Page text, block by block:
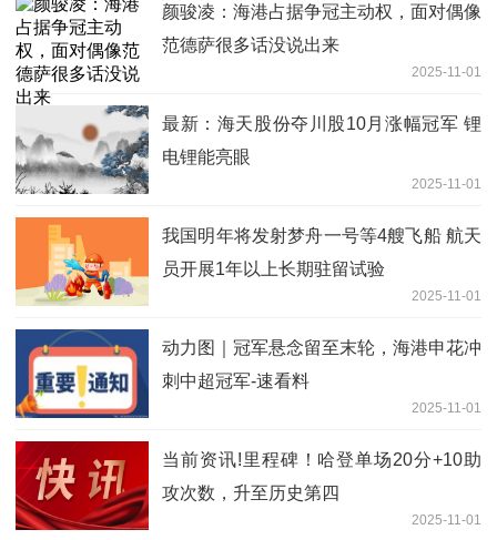
颜骏凌：海港占据争冠主动权，面对偶像
范德萨很多话没说出来
2025-11-01
最新：海天股份夺川股10月涨幅冠军 锂
电锂能亮眼
2025-11-01
我国明年将发射梦舟一号等4艘飞船 航天
员开展1年以上长期驻留试验
2025-11-01
动力图｜冠军悬念留至末轮，海港申花冲
刺中超冠军-速看料
2025-11-01
当前资讯!里程碑！哈登单场20分+10助
攻次数，升至历史第四
2025-11-01